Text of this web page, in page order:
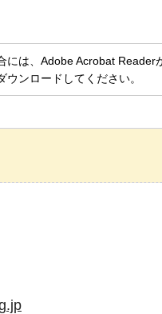
には、Adobe Acrobat
ンロードしてください。